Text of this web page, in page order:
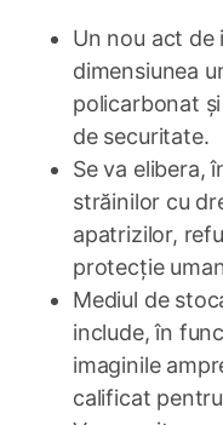
Un nou act
dimensiunea
policarbonat
de securitate.
Se va elibera,
străinilor cu
apatrizilor,
protecție
Mediul de
include, în
imaginile
calificat